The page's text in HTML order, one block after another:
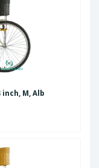
M, Alb